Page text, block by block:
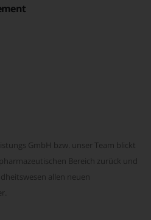
GmbH bzw. unser Team blickt
Bereich zurück und
allen neuen